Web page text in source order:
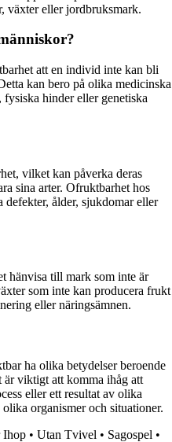
växter eller jordbruksmark.
att en individ inte kan bli
kan bero på olika medicinska
fysiska hinder eller genetiska
vilket kan påverka deras
sina arter. Ofruktbarhet hos
defekter, ålder, sjukdomar eller
hänvisa till mark som inte är
som inte kan producera frukt
eller näringsämnen.
ha olika betydelser beroende
är viktigt att komma ihåg att
eller ett resultat av olika
organismer och situationer.
Ihop • Utan Tvivel • Sagospel •